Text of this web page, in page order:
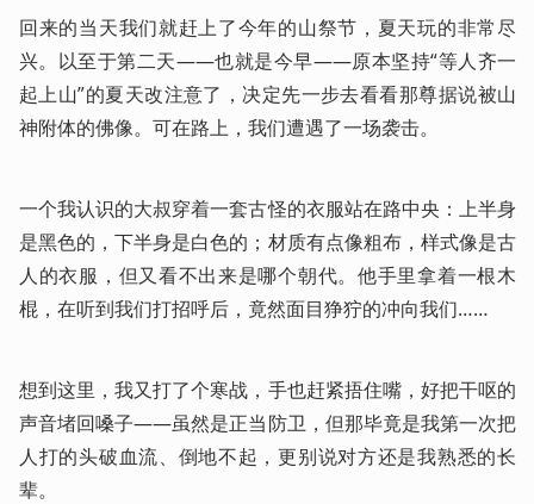
回来的当天我们就赶上了今年的山祭节，夏天玩的非常尽
兴。以至于第二天——也就是今早——原本坚持“等人齐一
起上山”的夏天改注意了，决定先一步去看看那尊据说被山
神附体的佛像。可在路上，我们遭遇了一场袭击。
一个我认识的大叔穿着一套古怪的衣服站在路中央：上半身
是黑色的，下半身是白色的；材质有点像粗布，样式像是古
人的衣服，但又看不出来是哪个朝代。他手里拿着一根木
棍，在听到我们打招呼后，竟然面目狰狞的冲向我们……
想到这里，我又打了个寒战，手也赶紧捂住嘴，好把干呕的
声音堵回嗓子——虽然是正当防卫，但那毕竟是我第一次把
人打的头破血流、倒地不起，更别说对方还是我熟悉的长
辈。